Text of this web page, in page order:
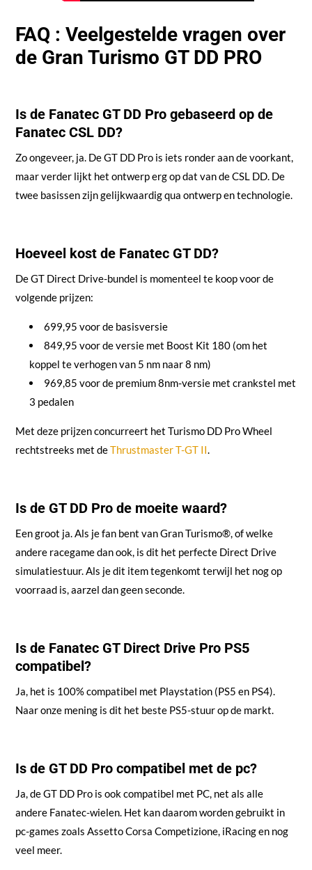
FAQ : Veelgestelde vragen over
de Gran Turismo GT DD PRO
Is de Fanatec GT DD Pro gebaseerd op de
Fanatec CSL DD?
Zo ongeveer, ja. De GT DD Pro is iets ronder aan de voorkant,
maar verder lijkt het ontwerp erg op dat van de CSL DD. De
twee basissen zijn gelijkwaardig qua ontwerp en technologie.
Hoeveel kost de Fanatec GT DD?
De GT Direct Drive-bundel is momenteel te koop voor de
volgende prijzen:
699,95 voor de basisversie
849,95 voor de versie met Boost Kit 180 (om het
koppel te verhogen van 5 nm naar 8 nm)
969,85 voor de premium 8nm-versie met crankstel met
3 pedalen
Met deze prijzen concurreert het Turismo DD Pro Wheel
rechtstreeks met deThrustmaster T-GT II
Is de GT DD Pro de moeite waard?
Een groot ja. Als je fan bent van Gran Turismo®, of welke
andere racegame dan ook, is dit het perfecte Direct Drive
simulatiestuur. Als je dit item tegenkomt terwijl het nog op
voorraad is, aarzel dan geen seconde.
Is de Fanatec GT Direct Drive Pro PS5
compatibel?
Ja, het is 100% compatibel met Playstation (PS5 en PS4).
Naar onze mening is dit het beste PS5-stuur op de markt.
Is de GT DD Pro compatibel met de pc?
Ja, de GT DD Pro is ook compatibel met PC, net als alle
andere Fanatec-wielen. Het kan daarom worden gebruikt in
pc-games zoals Assetto Corsa Competizione, iRacing en nog
veel meer.